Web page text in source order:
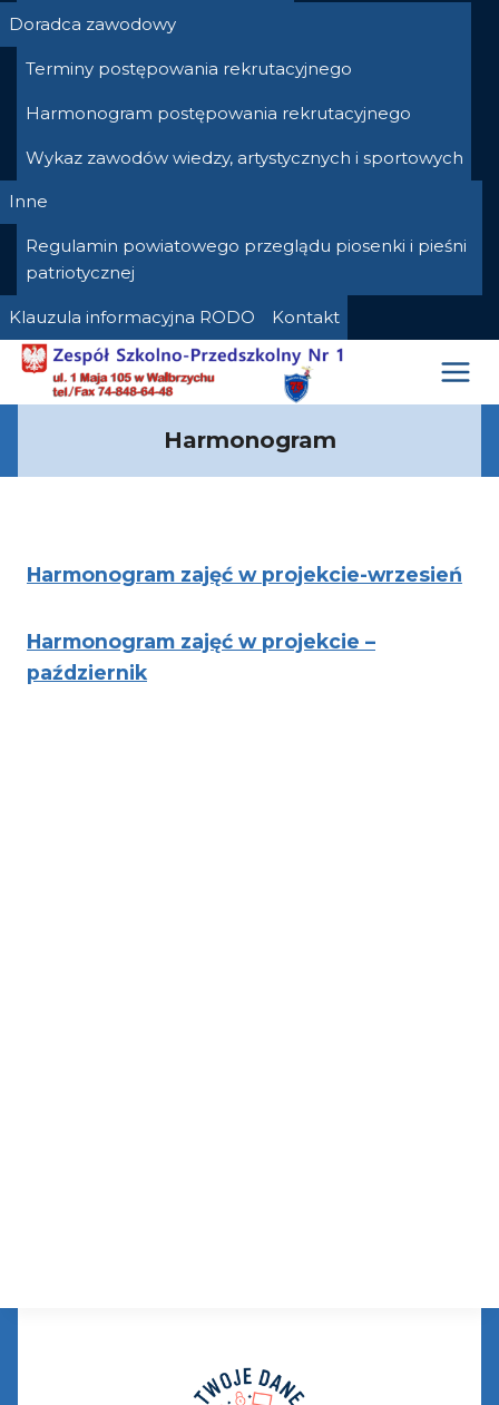
Doradca zawodowy
Terminy postępowania rekrutacyjnego
Harmonogram postępowania rekrutacyjnego
Wykaz zawodów wiedzy, artystycznych i sportowych
Inne
Regulamin powiatowego przeglądu piosenki i pieśni
patriotycznej
Klauzula informacyjna RODO Kontakt
Harmonogram
Harmonogram zajęć w projekcie-wrzesień
Harmonogram zajęć w projekcie –
październik